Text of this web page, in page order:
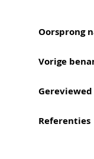
Oorsprong
Vorige
Referenties